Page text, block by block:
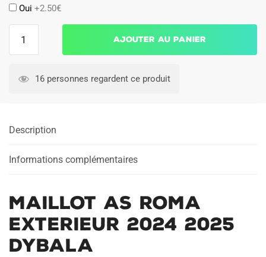
Oui +2.50€
2025
Ajouter au panier
16 personnes regardent ce produit
Description
Informations complémentaires
Maillot AS Roma
Exterieur 2024 2025
Dybala